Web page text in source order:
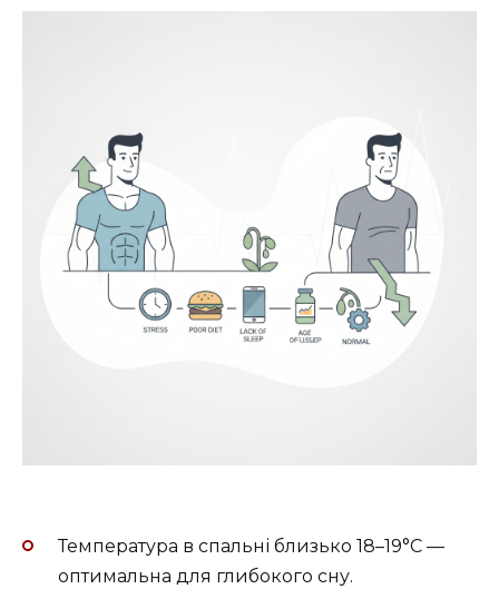
Температура в спальні близько 18–19°C —
оптимальна для глибокого сну.